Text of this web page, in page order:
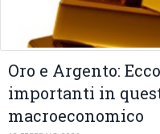
Oro e Argento:
importanti in
macroeconomico